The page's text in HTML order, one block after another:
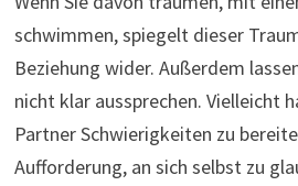
schwimmen, spiegelt dieser
Beziehung wider. Außerdem
nicht klar aussprechen. Vielleicht
Partner Schwierigkeiten zu
Aufforderung, an sich selbst zu